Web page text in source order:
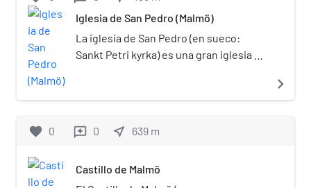
Iglesia de San Pedro (Malmö)
La iglesia de San Pedro (en sueco:
Sankt Petri kyrka) es una gran iglesia en
una torre de 105 m de alto.
navigate_next
favorite 0 reviews 0 near_me 639 m
Castillo de Malmö